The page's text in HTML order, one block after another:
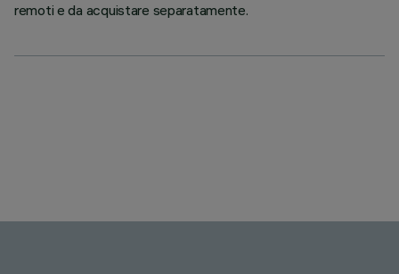
remoti e da acquistare separatamente.